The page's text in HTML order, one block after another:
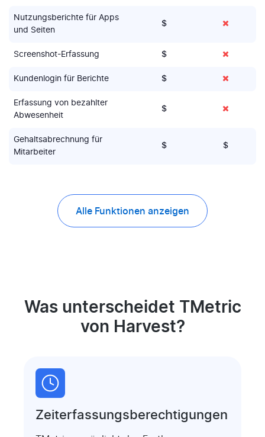
Nutzungsberichte für Apps
und Seiten
$
Screenshot-Erfassung $
Kundenlogin für Berichte $
Erfassung von bezahlter
Abwesenheit
$
Gehaltsabrechnung für
Mitarbeiter
$ $
Alle Funktionen anzeigen
Was unterscheidet TMetric
von Harvest?
Zeiterfassungs­berechtigungen